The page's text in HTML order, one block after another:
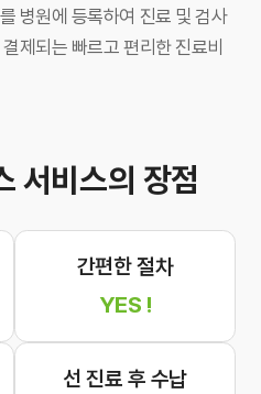
수가
병원에 등록하여 진료 및 검사
제되는 빠르고 편리한 진료비
서비스의 장점
간편한 절차
YES !
선 진료 후 수납